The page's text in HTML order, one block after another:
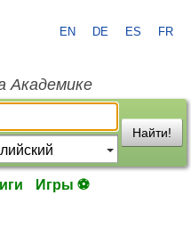
EN DE ES FR
Академике
Найти!
Игры ⚽